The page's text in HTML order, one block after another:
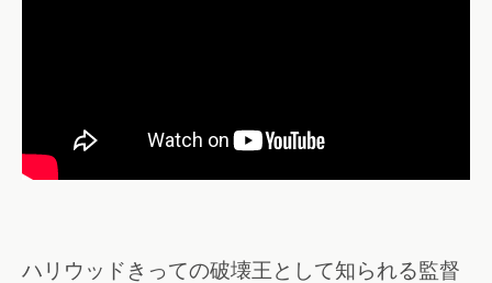
ハリウッドきっての破壊王として知られる監督